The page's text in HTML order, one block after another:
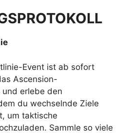
Event ist ab sofort
Ascension-
erlebe den
du wechselnde Ziele
um taktische
Sammle so viele